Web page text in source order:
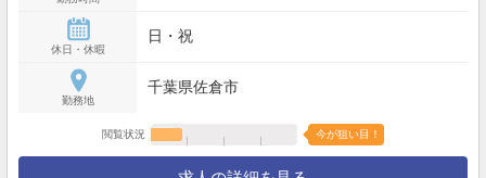
休日・休暇
日・祝
勤務地
千葉県佐倉市
閲覧状況 今が狙い目！